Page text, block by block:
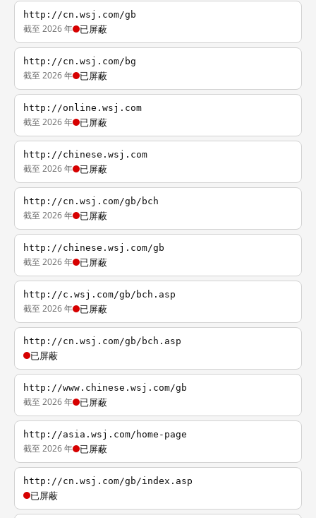
http://cn.wsj.com/gb
截至 2026 年 已屏蔽
http://cn.wsj.com/bg
截至 2026 年 已屏蔽
http://online.wsj.com
截至 2026 年 已屏蔽
http://chinese.wsj.com
截至 2026 年 已屏蔽
http://cn.wsj.com/gb/bch
截至 2026 年 已屏蔽
http://chinese.wsj.com/gb
截至 2026 年 已屏蔽
http://c.wsj.com/gb/bch.asp
截至 2026 年 已屏蔽
http://cn.wsj.com/gb/bch.asp
已屏蔽
http://www.chinese.wsj.com/gb
截至 2026 年 已屏蔽
http://asia.wsj.com/home-page
截至 2026 年 已屏蔽
http://cn.wsj.com/gb/index.asp
已屏蔽